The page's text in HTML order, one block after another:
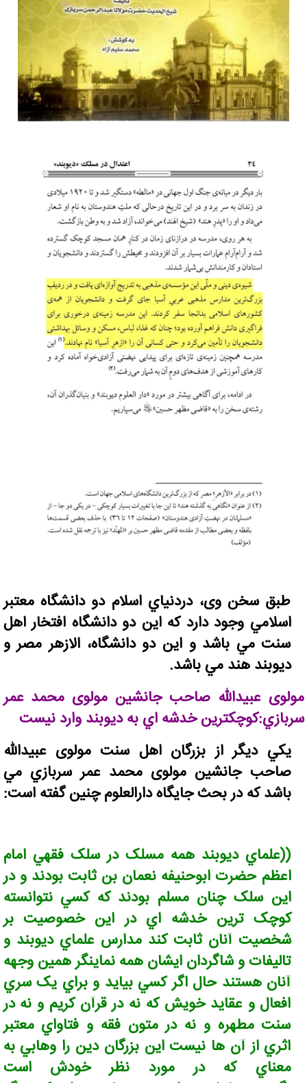
طبق سخن وی، دردنياي اسلام دو دانشگاه معتبر
اسلامي وجود دارد که اين دو دانشگاه افتخار اهل
سنت مي باشد و اين دو دانشگاه، الازهر مصر و
ديوبند هند مي باشد.
مولوی عبيدالله صاحب جانشين مولوی محمد عمر
سربازي:کوچکترين خدشه اي به ديوبند وارد نيست
يکي ديگر از بزرگان اهل سنت مولوی عبيدالله
صاحب جانشين مولوی محمد عمر سربازي مي
باشد که در بحث جایگاه دارالعلوم چنين گفته است:
((علماي ديوبند همه مسلک در سلک فقهي امام
اعظم حضرت ابوحنيفه نعمان بن ثابت بودند و در
اين سلک چنان مسلم بودند که کسي نتوانسته
کوچک ترين خدشه اي در اين خصوصيت بر
شخصيت آنان ثابت کند مدارس علماي ديوبند و
تاليفات و شاگردان ايشان همه نماينگر همين وجهه
آنان هستند حال اگر کسي بيايد و براي يک سري
افعال و عقايد خويش که نه در قرآن کريم و نه در
سنت مطهره و نه در متون فقه و فتاواي معتبر
اثري از آن ها نيست اين بزرگان دين را وهابي به
معناي که در مورد نظر خودش است